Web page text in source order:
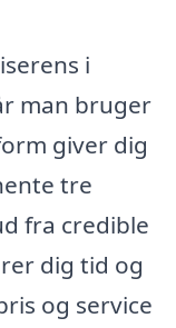
i
man bruger
giver dig
tre
fra credible
dig tid og
og service